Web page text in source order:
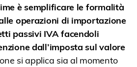
è semplificare le formalità
operazioni di importazione
passivi IVA facendoli
dall’imposta sul valore
si applica sia al momento